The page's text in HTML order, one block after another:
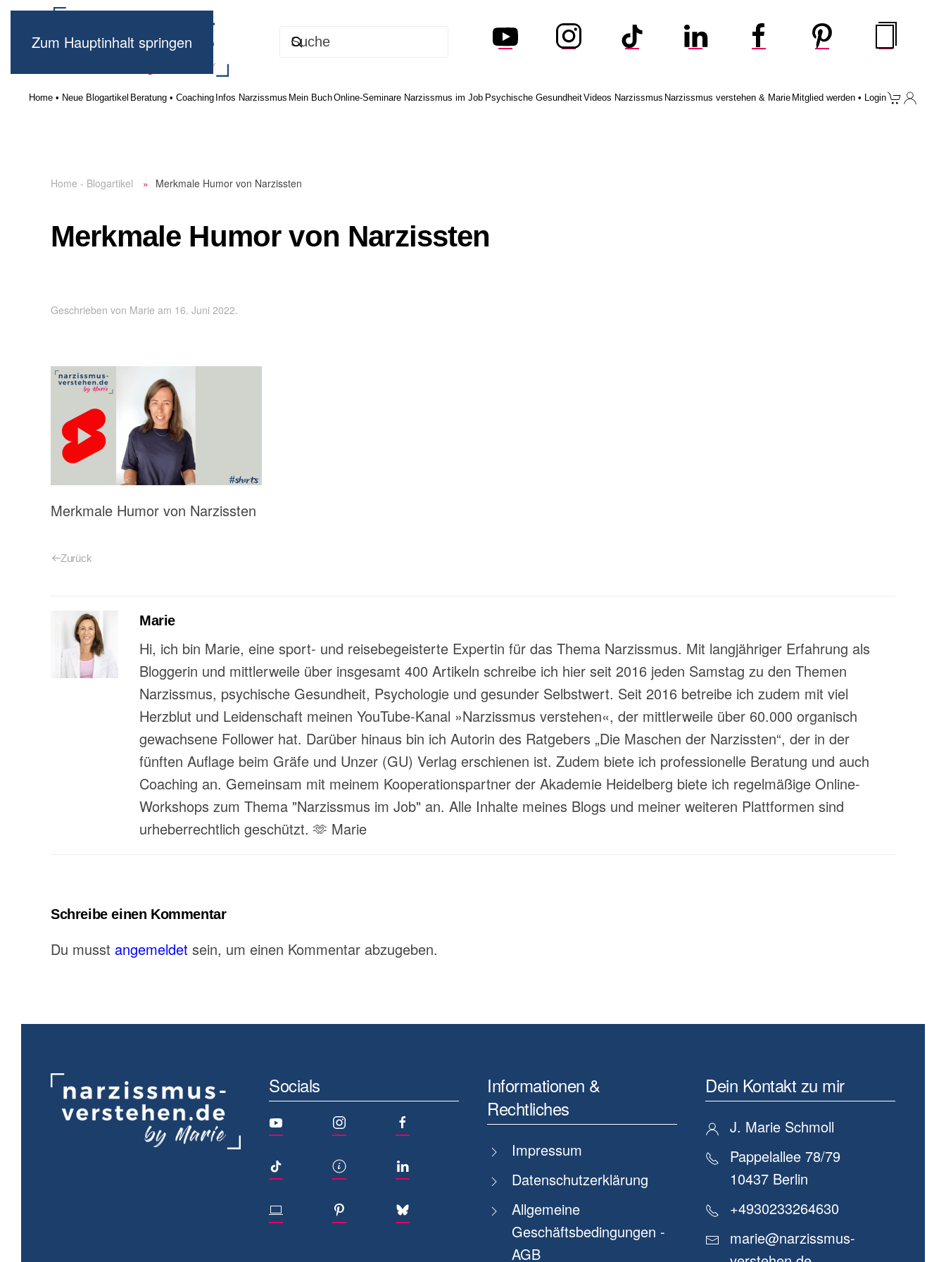
Zum Hauptinhalt springen
Home • Neue Blogartikel Beratung • Coaching Infos Narzissmus Mein BuchOnline-Seminare Narzissmus im Job Psychische GesundheitVideos Narzissmus Narzissmus verstehen & Marie Mitglied werden • Login
Home - Blogartikel Merkmale Humor von Narzissten
Merkmale Humor von Narzissten
Geschrieben von Marie am 16. Juni 2022.
Merkmale Humor von Narzissten
Zurück
Marie
Hi, ich bin Marie, eine sport- und reisebegeisterte Expertin für das Thema Narzissmus. Mit langjähriger Erfahrung als
Bloggerin und mittlerweile über insgesamt 400 Artikeln schreibe ich hier seit 2016 jeden Samstag zu den Themen
Narzissmus, psychische Gesundheit, Psychologie und gesunder Selbstwert. Seit 2016 betreibe ich zudem mit viel
Herzblut und Leidenschaft meinen YouTube-Kanal »Narzissmus verstehen«, der mittlerweile über 60.000 organisch
gewachsene Follower hat. Darüber hinaus bin ich Autorin des Ratgebers „Die Maschen der Narzissten“, der in der
fünften Auflage beim Gräfe und Unzer (GU) Verlag erschienen ist. Zudem biete ich professionelle Beratung und auch
Coaching an. Gemeinsam mit meinem Kooperationspartner der Akademie Heidelberg biete ich regelmäßige Online-
Workshops zum Thema "Narzissmus im Job" an. Alle Inhalte meines Blogs und meiner weiteren Plattformen sind
urheberrechtlich geschützt. 🫶 Marie
Schreibe einen Kommentar
Du musst angemeldet sein, um einen Kommentar abzugeben.
Socials
Informationen &
Rechtliches
Impressum
Datenschutzerklärung
Allgemeine
Geschäftsbedingungen -
AGB
Dein Kontakt zu mir
J. Marie Schmoll
Pappelallee 78/79
10437 Berlin
+4930233264630
marie@narzissmus-